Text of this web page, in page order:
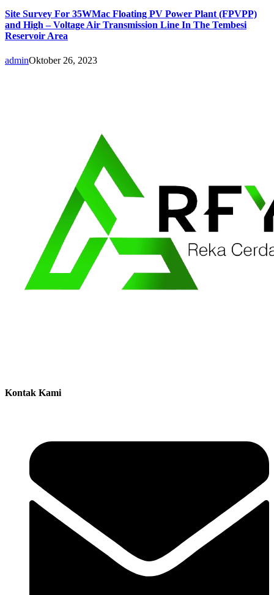
Site Survey For 35WMac Floating PV Power Plant (FPVPP)
and High – Voltage Air Transmission Line In The Tembesi
Reservoir Area
adminOktober 26, 2023
Kontak Kami